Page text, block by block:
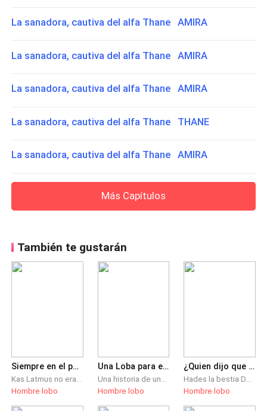
La sanadora, cautiva del alfa Thane AMIRA
La sanadora, cautiva del alfa Thane AMIRA
La sanadora, cautiva del alfa Thane AMIRA
La sanadora, cautiva del alfa Thane THANE
La sanadora, cautiva del alfa Thane AMIRA
Más Capítulos
También te gustarán
Siempre en el pasado y siempre en el futuro
Hombre lobo
Una Loba para el mafioso
Hombre lobo
¿Quien dijo que una Bestia no puede Amar?
Hombre lobo